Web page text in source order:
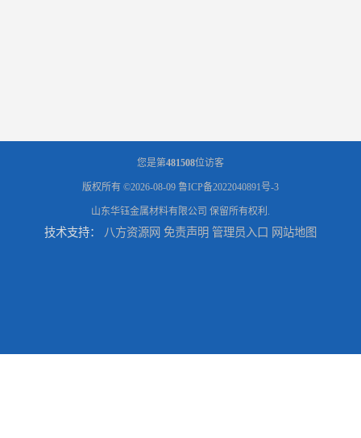
您是第481508位访客
版权所有 ©2026-08-09 鲁ICP备2022040891号-3
山东华钰金属材料有限公司 保留所有权利.
技术支持： 八方资源网 免责声明 管理员入口 网站地图